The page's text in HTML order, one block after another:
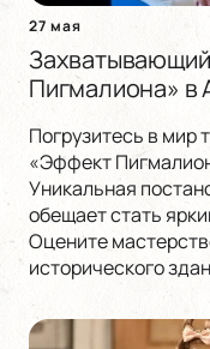
27 мая
Пигмалиона» в
Погрузитесь в мир
«Эффект
Уникальная
обещает стать
Оцените
исторического